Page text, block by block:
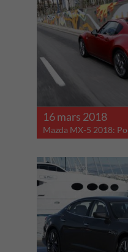
16 mars 2018
Mazda MX-5 2018: